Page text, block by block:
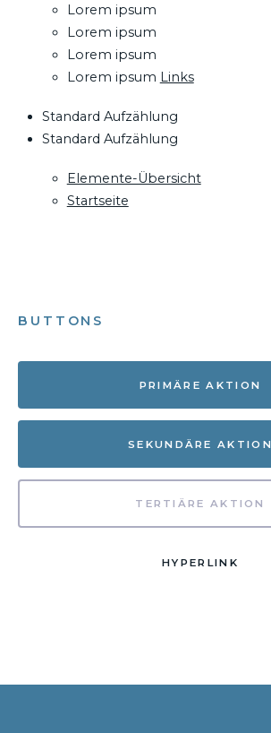
Lorem ipsum
Lorem ipsum
Lorem ipsum
Lorem ipsum Links
Standard Aufzählung
Standard Aufzählung
Elemente-Übersicht
Startseite
BUTTONS
PRIMÄRE AKTION
SEKUNDÄRE AKTION
TERTIÄRE AKTION
HYPERLINK